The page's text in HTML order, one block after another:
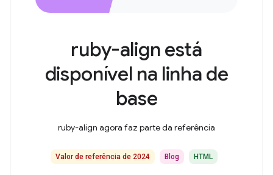
ruby-align está
disponível na linha de
base
ruby-align agora faz parte da referência
Valor de referência de 2024 Blog HTML